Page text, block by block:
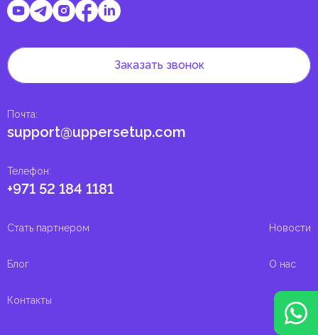
Телефон:
+971 52 184 1181
Почта:
support@uppersetup.com
Заказать звонок
Стать партнером Новости
Блог О нас
Контакты